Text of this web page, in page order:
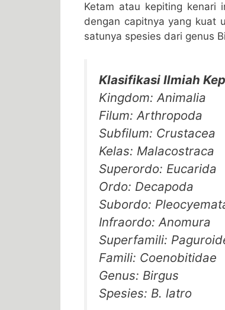
Ketam atau kepiting kenari
dengan capitnya yang kuat
satunya spesies dari genus
Klasifikasi Ilmiah
Kingdom: Animalia
Filum: Arthropoda
Subfilum: Crustacea
Kelas: Malacostraca
Superordo: Eucarida
Ordo: Decapoda
Subordo:
Infraordo: Anomura
Superfamili:
Famili: Coenobitidae
Genus: Birgus
Spesies: B. latro